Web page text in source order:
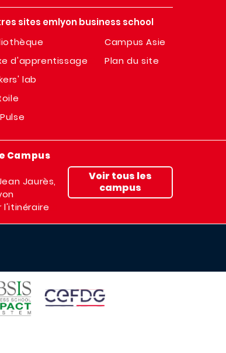
sites emlyon business school
d'apprentissage
lab
Campus Asie
Plan du site
Campus
Jaurès,
l'itinéraire
Voir tous les
campus
IMAGE